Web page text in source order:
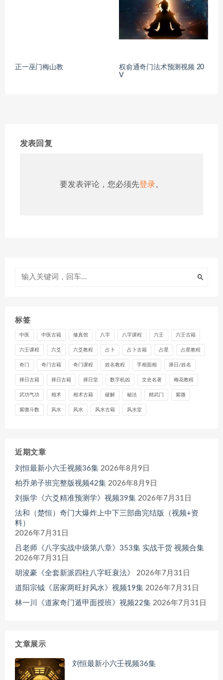
正一巫门梅山教
权俞通奇门法术预测视频 20
V
发表回复
要发表评论，您必须先登录。
标签
中医 中医古籍 修真馆 八字 八字课程 六壬 六壬古籍
六壬课程 六爻 六爻教程 占卜 占卜古籍 占星 占星教程
奇门 奇门古籍 奇门课程 姓名教程 手相面相 择日/姓名
择日古籍 择日古籍 择日堂 数字机凶 文史名著 梅花教程
武功气功 相术 相术古籍 破解 秘法 精武门 紫微
紫微斗数 风水 风水 风水古籍 风水堂
近期文章
刘恒最新小六壬视频36集 2026年8月9日
柏乔弟子班完整版视频42集 2026年8月9日
刘振学《六爻精准预测学》视频39集 2026年7月31日
法和（楚恒）奇门大爆炸上中下三部曲完结版（视频+资
料）
2026年7月31日
吕老师《八字实战中级第八章》353集 实战干货 视频合集
2026年7月31日
胡浚豪《全套新派四柱八字旺衰法》
2026年7月31日
道阳宗钺《居家两旺好风水》视频19集 2026年7月31日
林一川《道家奇门遁甲面授班》视频22集 2026年7月31日
文章展示
刘恒最新小六壬视频36集